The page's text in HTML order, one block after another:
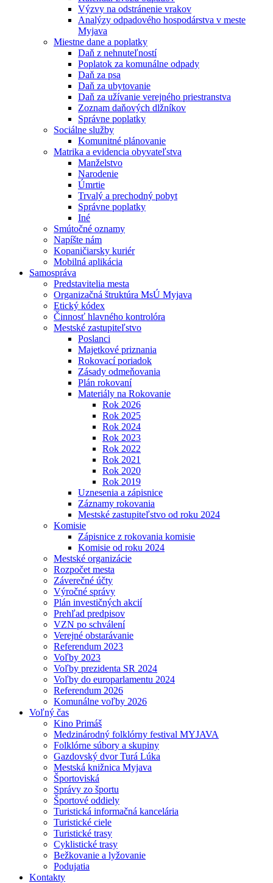
Výzvy na odstránenie vrakov
Analýzy odpadového hospodárstva v meste
Myjava
Miestne dane a poplatky
Daň z nehnuteľností
Poplatok za komunálne odpady
Daň za psa
Daň za ubytovanie
Daň za užívanie verejného priestranstva
Zoznam daňových dlžníkov
Správne poplatky
Sociálne služby
Komunitné plánovanie
Matrika a evidencia obyvateľstva
Manželstvo
Narodenie
Úmrtie
Trvalý a prechodný pobyt
Správne poplatky
Iné
Smútočné oznamy
Napíšte nám
Kopaničiarsky kuriér
Mobilná aplikácia
Samospráva
Predstavitelia mesta
Organizačná štruktúra MsÚ Myjava
Etický kódex
Činnosť hlavného kontrolóra
Mestské zastupiteľstvo
Poslanci
Majetkové priznania
Rokovací poriadok
Zásady odmeňovania
Plán rokovaní
Materiály na Rokovanie
Rok 2026
Rok 2025
Rok 2024
Rok 2023
Rok 2022
Rok 2021
Rok 2020
Rok 2019
Uznesenia a zápisnice
Záznamy rokovania
Mestské zastupiteľstvo od roku 2024
Komisie
Zápisnice z rokovania komisie
Komisie od roku 2024
Mestské organizácie
Rozpočet mesta
Záverečné účty
Výročné správy
Plán investičných akcií
Prehľad predpisov
VZN po schválení
Verejné obstarávanie
Referendum 2023
Voľby 2023
Voľby prezidenta SR 2024
Voľby do europarlamentu 2024
Referendum 2026
Komunálne voľby 2026
Voľný čas
Kino Primáš
Medzinárodný folklórny festival MYJAVA
Folklórne súbory a skupiny
Gazdovský dvor Turá Lúka
Mestská knižnica Myjava
Športoviská
Správy zo športu
Športové oddiely
Turistická informačná kancelária
Turistické ciele
Turistické trasy
Cyklistické trasy
Bežkovanie a lyžovanie
Podujatia
Kontakty